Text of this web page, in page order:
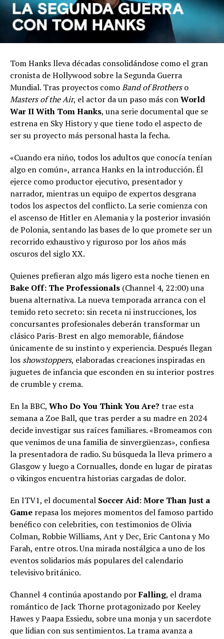
Tom Hanks lleva décadas consolidándose como el gran
cronista de Hollywood sobre la Segunda Guerra
Mundial. Tras proyectos comoBand of Brotherso
Masters of the Air, el actor da un paso más conWorld
War II With Tom Hanks, una serie documental que se
estrena en Sky History y que tiene todo el aspecto de
ser su proyecto más personal hasta la fecha.
«Cuando era niño, todos los adultos que conocía tenían
algo en común», arranca Hanks en la introducción. Él
ejerce como productor ejecutivo, presentador y
narrador, mientras un equipo de expertos desgrana
todos los aspectos del conflicto. La serie comienza con
el ascenso de Hitler en Alemania y la posterior invasión
de Polonia, sentando las bases de lo que promete ser un
recorrido exhaustivo y riguroso por los años más
oscuros del siglo XX.
Quienes prefieran algo más ligero esta noche tienen en
Bake Off: The Professionals (Channel 4, 22:00) una
buena alternativa. La nueva temporada arranca con el
temido reto secreto: sin receta ni instrucciones, los
concursantes profesionales deberán transformar un
clásico Paris-Brest en algo memorable, fiándose
únicamente de su instinto y experiencia. Después llegan
los showstoppers, elaboradas creaciones inspiradas en
juguetes de infancia que esconden en su interior postres
de crumble y crema.
En la BBC, Who Do You Think You Are? trae esta
semana a Zoe Ball, que tras perder a su madre en 2024
decide investigar sus raíces familiares. «Bromeamos con
que venimos de una familia de sinvergüenzas», confiesa
la presentadora de radio. Su búsqueda la lleva primero a
Glasgow y luego a Cornualles, donde en lugar de piratas
o vikingos encuentra historias cargadas de dolor.
En ITV1, el documental Soccer Aid: More Than Just a
Game repasa los mejores momentos del famoso partido
benéfico con celebrities, con testimonios de Olivia
Colman, Robbie Williams, Ant y Dec, Eric Cantona y Mo
Farah, entre otros. Una mirada nostálgica a uno de los
eventos solidarios más populares del calendario
televisivo británico.
Channel 4 continúa apostando porFalling, el drama
romántico de Jack Thorne protagonizado por Keeley
Hawes y Paapa Essiedu, sobre una monja y un sacerdote
que lidian con sus sentimientos. La trama avanza a